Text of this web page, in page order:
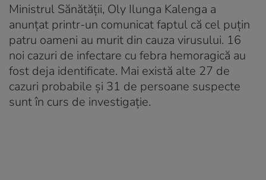
Ministrul Sănătății, Oly Ilunga Kalenga a
anunțat printr-un comunicat faptul că cel puțin
patru oameni au murit din cauza virusului. 16
noi cazuri de infectare cu febra hemoragică au
fost deja identificate. Mai există alte 27 de
cazuri probabile și 31 de persoane suspecte
sunt în curs de investigație.